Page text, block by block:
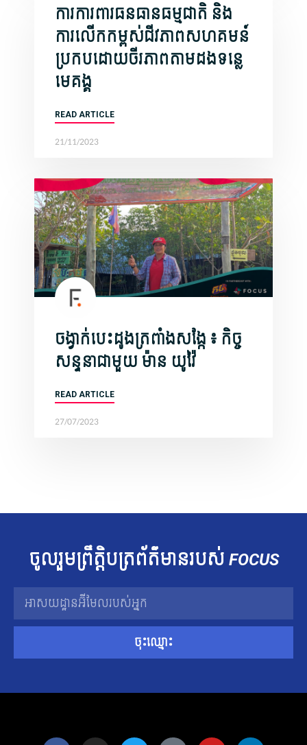
ការការពារធនធានធម្មជាតិ និង
ការលើកកម្ពស់ជីវភាពសហគមន៍
ប្រកបដោយចីរភាពតាមដងទន្លេ
មេគង្គ
READ ARTICLE
21/11/2023
ចង្វាក់បេះដូងត្រពាំងសង្កែ ៖ កិច្ច
សន្ទនាជាមួយ ​ម៉ាន យូវ៉ៃ
READ ARTICLE
27/07/2023
ចូលរួម​ព្រឹត្តិបត្រ​ព័ត៌មាន​របស់​FOCUS
ចុះឈ្មោះ